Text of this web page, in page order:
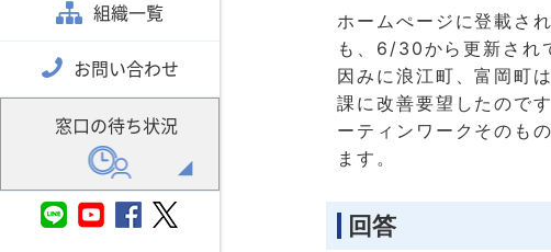
組織一覧
お問い合わせ
窓口の待ち状況
ホームぺージに登載さ
も、6/30から更新され
因みに浪江町、富岡町
課に改善要望したので
ーティンワークそのも
ます。
回答